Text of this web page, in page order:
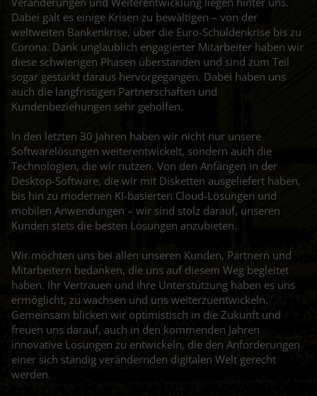
Dabei galt es einige Krisen zu bewältigen – von der
weltweiten Bankenkrise, über die Euro-Schuldenkrise bis zu
Corona. Dank unglaublich engagierter Mitarbeiter haben wir
diese schwierigen Phasen überstanden und sind zum Teil
sogar gestärkt daraus hervorgegangen. Dabei haben uns
auch die langfristigen Partnerschaften und
Kundenbeziehungen sehr geholfen.
In den letzten 30 Jahren haben wir nicht nur unsere
Softwarelösungen weiterentwickelt, sondern auch die
Technologien, die wir nutzen. Von den Anfängen in der
Desktop-Software, die wir mit Disketten ausgeliefert haben,
bis hin zu modernen KI-basierten Cloud-Lösungen und
mobilen Anwendungen – wir sind stolz darauf, unseren
Kunden stets die besten Lösungen anzubieten.
Wir möchten uns bei allen unseren Kunden, Partnern und
Mitarbeitern bedanken, die uns auf diesem Weg begleitet
haben. Ihr Vertrauen und ihre Unterstützung haben es uns
ermöglicht, zu wachsen und uns weiterzuentwickeln.
Gemeinsam blicken wir optimistisch in die Zukunft und
freuen uns darauf, auch in den kommenden Jahren
innovative Lösungen zu entwickeln, die den Anforderungen
einer sich ständig verändernden digitalen Welt gerecht
werden.